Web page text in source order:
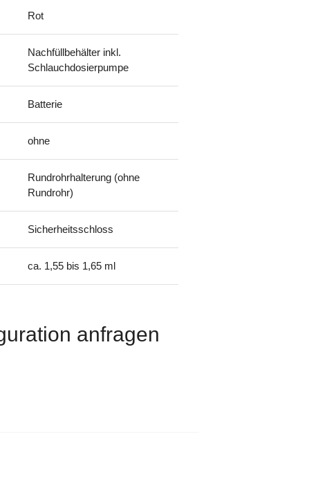
Rot
Nachfüllbehälter inkl.
Schlauchdosierpumpe
Batterie
ohne
Rundrohrhalterung (ohne
Rundrohr)
Sicherheitsschloss
ca. 1,55 bis 1,65 ml
anfragen